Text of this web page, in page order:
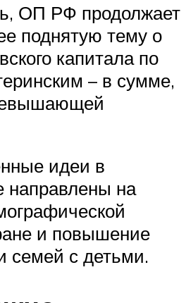
ОП РФ продолжает
поднятую тему о
капитала по
– в сумме,
идеи в
направлены на
и повышение
семей с детьми.